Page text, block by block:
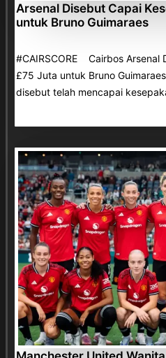
Arsenal Disebut Capai
untuk Bruno Guimaraes
#CAIRSCORE Cairbos Arsenal
£75 Juta untuk Bruno
disebut telah mencapai